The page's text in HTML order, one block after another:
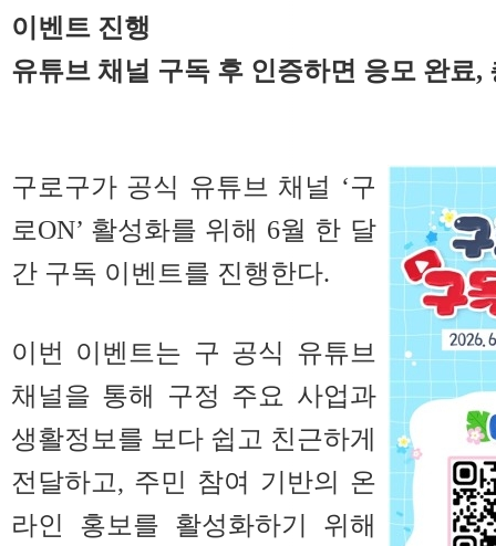
이벤트 진행
유튜브 채널 구독 후 인증하면 응모 완료,
구로구가 공식 유튜브 채널 ‘구
로ON’ 활성화를 위해 6월 한 달
간 구독 이벤트를 진행한다.
이번 이벤트는 구 공식 유튜브
채널을 통해 구정 주요 사업과
생활정보를 보다 쉽고 친근하게
전달하고, 주민 참여 기반의 온
라인 홍보를 활성화하기 위해